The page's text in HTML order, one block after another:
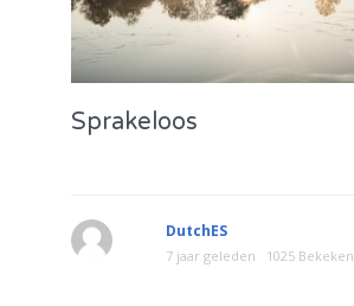
Sprakeloos
DutchES
7 jaar geleden 1025 Bekeken